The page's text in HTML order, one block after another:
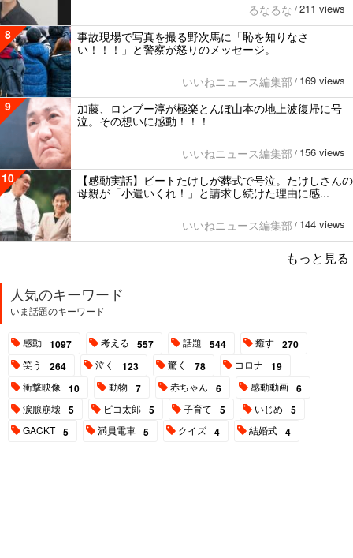
るなるな / 211 views
8
事故現場で写真を撮る野次馬に「恥を知りなさ
い！！！」と警察が怒りのメッセージ。
いいねニュース編集部 / 169 views
9
加藤、ロンブー淳が極楽とんぼ山本の地上波復帰に号
泣。その想いに感動！！！
いいねニュース編集部 / 156 views
10
【感動実話】ビートたけしが葬式で号泣。たけしさんの
母親が「小遣いくれ！」と請求し続けた理由に感...
いいねニュース編集部 / 144 views
もっと見る
人気のキーワード
いま話題のキーワード
感動 1097 考える 557 話題 544 癒す 270
笑う 264 泣く 123 驚く 78 コロナ 19
衝撃映像 10 動物 7 赤ちゃん 6 感動動画 6
涙腺崩壊 5 ピコ太郎 5 子育て 5 いじめ 5
GACKT 5 満員電車 5 クイズ 4 結婚式 4